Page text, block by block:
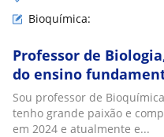
Bioquímica:
Professor de
do ensino
Sou professor de
tenho grande paixão e
em 2024 e atualmente e...